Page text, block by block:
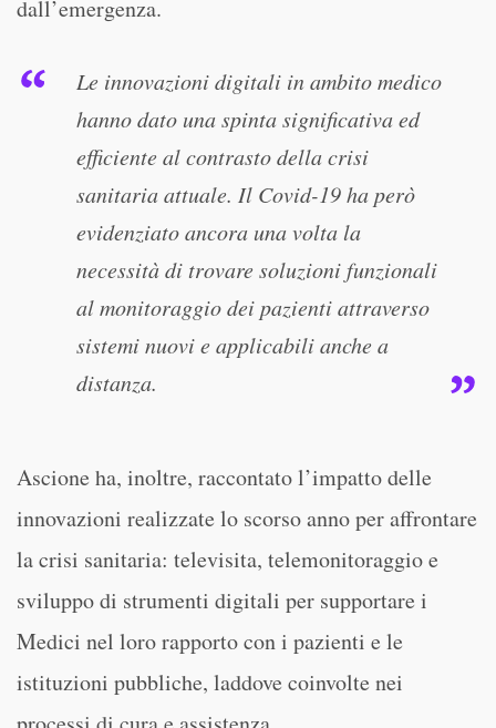
dall’emergenza.
Le innovazioni digitali in ambito medico
hanno dato una spinta significativa ed
efficiente al contrasto della crisi
sanitaria attuale. Il Covid-19 ha però
evidenziato ancora una volta la
necessità di trovare soluzioni funzionali
al monitoraggio dei pazienti attraverso
sistemi nuovi e applicabili anche a
distanza.
Ascione ha, inoltre, raccontato l’impatto delle
innovazioni realizzate lo scorso anno per affrontare
la crisi sanitaria: televisita, telemonitoraggio e
sviluppo di strumenti digitali per supportare i
Medici nel loro rapporto con i pazienti e le
istituzioni pubbliche, laddove coinvolte nei